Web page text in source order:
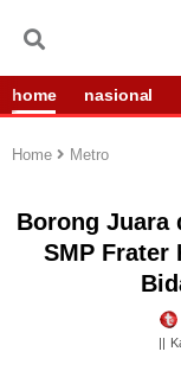
home nasional
Home Metro
Borong Juara
SMP Frater